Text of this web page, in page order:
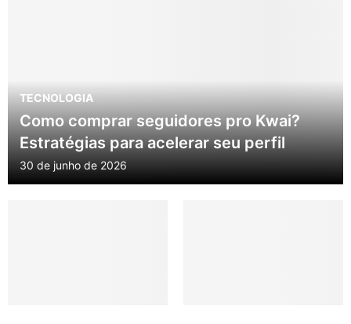
TECNOLOGIA
Como comprar seguidores pro Kwai?
Estratégias para acelerar seu perfil
30 de junho de 2026